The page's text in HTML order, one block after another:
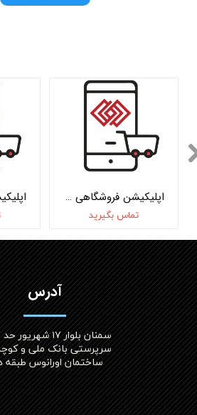
اپلیکیشن فروشگاهی وبکام نسخه تحت وب
تماس بگیرید
آدرس
سمنان بلوار ۱۷
سرپرستی بانک ملی و
ساختمان اورانوس طبقه